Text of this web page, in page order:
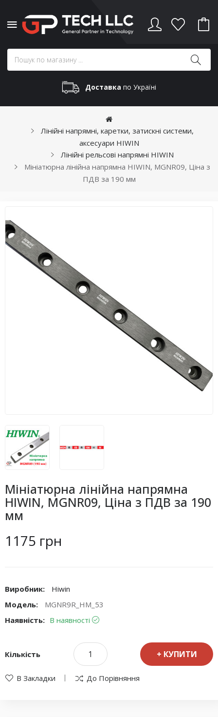
Доставка по Україні
Лінійні напрямні, каретки, затискні системи,
аксесуари HIWIN
Лінійні рельсові напрямні HIWIN
Мініатюрна лінійна напрямна HIWIN, MGNR09, Ціна з
ПДВ за 190 мм
Мініатюрна лінійна напрямна
HIWIN, MGNR09, Ціна з ПДВ за 190
мм
1175 грн
Виробник:
Hiwin
Модель:
MGNR9R_HM_53
Наявність: В наявності
Кількість КУПИТИ
В Закладки До Порівняння